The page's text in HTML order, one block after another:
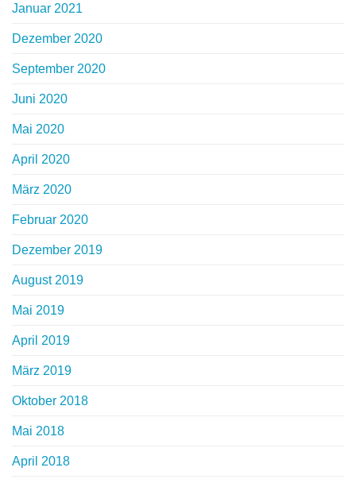
Januar 2021
Dezember 2020
September 2020
Juni 2020
Mai 2020
April 2020
März 2020
Februar 2020
Dezember 2019
August 2019
Mai 2019
April 2019
März 2019
Oktober 2018
Mai 2018
April 2018